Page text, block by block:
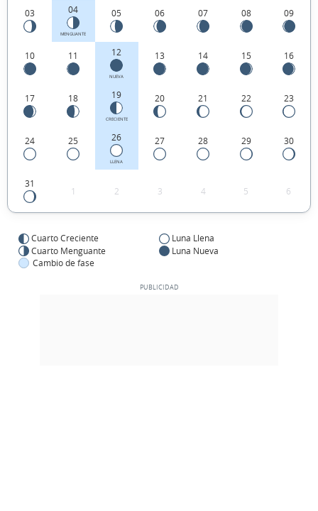
Colombia.
03 04
MENGUANTE
05 06 07 08 09
10 11 12
NUEVA
13 14 15 16
17 18 19
CRECIENTE
20 21 22 23
24 25 26
LLENA
27 28 29 30
31
1 2 3 4 5 6
Cuarto Creciente
Luna Llena
Cuarto Menguante
Luna Nueva
Cambio de fase